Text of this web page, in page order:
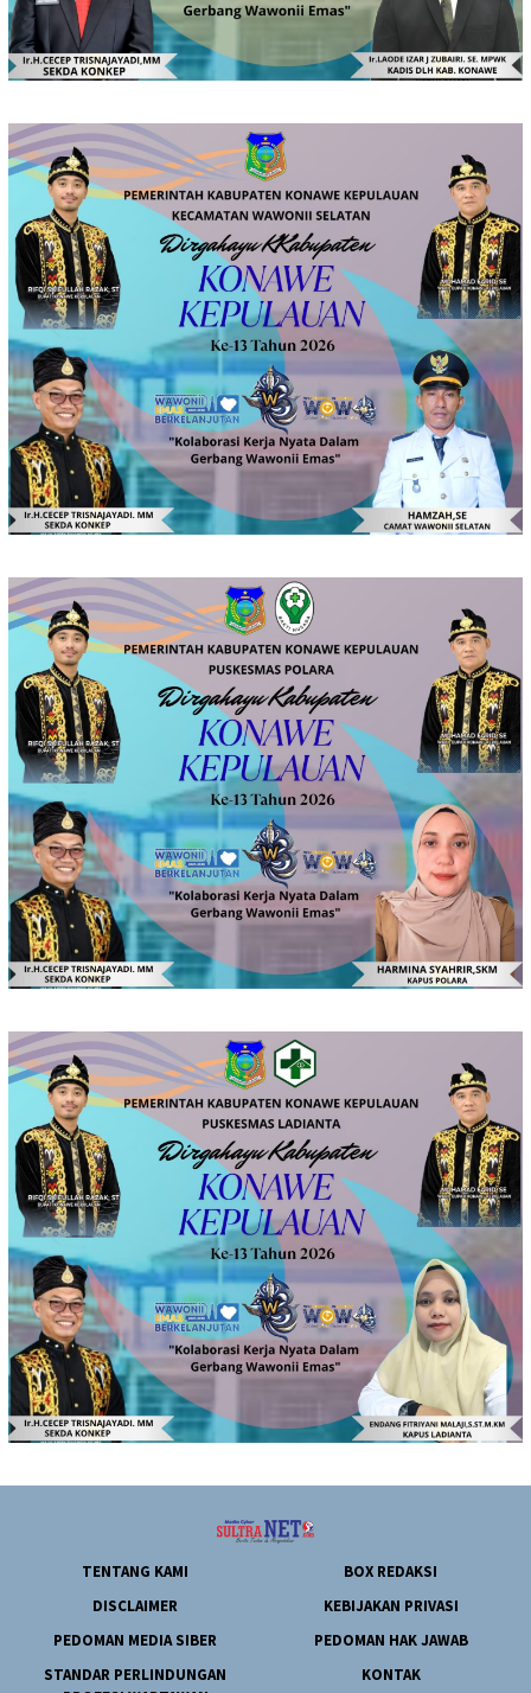
TENTANG KAMI
BOX REDAKSI
DISCLAIMER
KEBIJAKAN PRIVASI
PEDOMAN MEDIA SIBER
PEDOMAN HAK JAWAB
STANDAR PERLINDUNGAN
KONTAK